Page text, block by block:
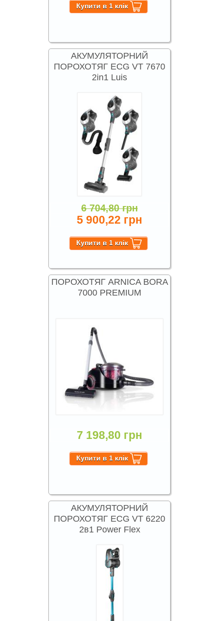
АКУМУЛЯТОРНИЙ
ПОРОХОТЯГ ECG VT 7670
2in1 Luis
6 704,80 грн
5 900,22 грн
ПОРОХОТЯГ ARNICA BORA
7000 PREMIUM
7 198,80 грн
АКУМУЛЯТОРНИЙ
ПОРОХОТЯГ ECG VT 6220
2в1 Power Flex